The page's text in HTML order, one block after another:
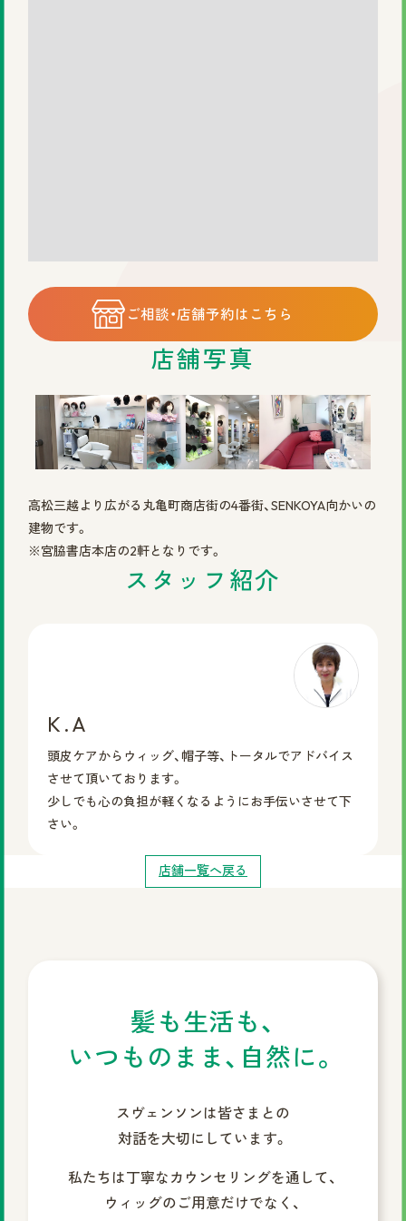
©2025 株式会社スヴェンソン.
ご相談・店舗予約はこちら
店舗写真
高松三越より広がる丸亀町商店街の4番街、SENKOYA向かいの
建物です。
※宮脇書店本店の2軒となりです。
スタッフ紹介
K.A
頭皮ケアからウィッグ、帽子等、トータルでアドバイス
させて頂いております。
少しでも心の負担が軽くなるようにお手伝いさせて下
さい。
店舗一覧へ戻る
髪も生活も、
いつものまま、自然に。
スヴェンソンは皆さまとの
対話を大切にしています。
私たちは丁寧なカウンセリングを通して、
ウィッグのご用意だけでなく、